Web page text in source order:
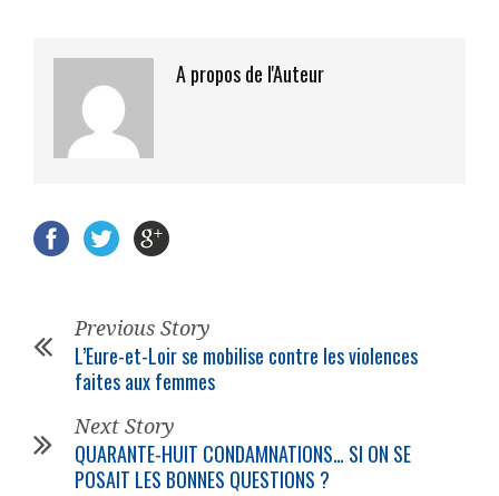
A propos de l'Auteur
Previous Story
L’Eure-et-Loir se mobilise contre les violences
faites aux femmes
Next Story
QUARANTE-HUIT CONDAMNATIONS… SI ON SE
POSAIT LES BONNES QUESTIONS ?